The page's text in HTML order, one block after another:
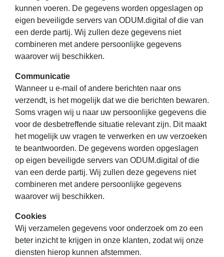
kunnen voeren. De gegevens worden opgeslagen op
eigen beveiligde servers van ODUM.digital of die van
een derde partij. Wij zullen deze gegevens niet
combineren met andere persoonlijke gegevens
waarover wij beschikken.
Communicatie
Wanneer u e-mail of andere berichten naar ons
verzendt, is het mogelijk dat we die berichten bewaren.
Soms vragen wij u naar uw persoonlijke gegevens die
voor de desbetreffende situatie relevant zijn. Dit maakt
het mogelijk uw vragen te verwerken en uw verzoeken
te beantwoorden. De gegevens worden opgeslagen
op eigen beveiligde servers van ODUM.digital of die
van een derde partij. Wij zullen deze gegevens niet
combineren met andere persoonlijke gegevens
waarover wij beschikken.
Cookies
Wij verzamelen gegevens voor onderzoek om zo een
beter inzicht te krijgen in onze klanten, zodat wij onze
diensten hierop kunnen afstemmen.